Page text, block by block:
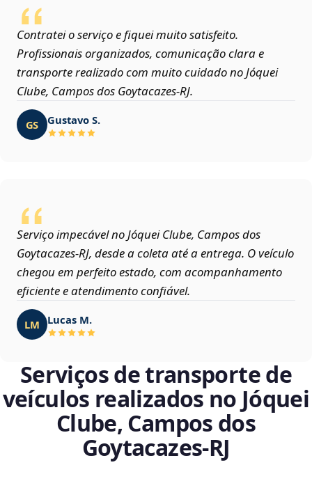
Contratei o serviço e fiquei muito satisfeito.
Profissionais organizados, comunicação clara e
transporte realizado com muito cuidado no Jóquei
Clube, Campos dos Goytacazes‑RJ.
GS Gustavo S.
Serviço impecável no Jóquei Clube, Campos dos
Goytacazes‑RJ, desde a coleta até a entrega. O veículo
chegou em perfeito estado, com acompanhamento
eficiente e atendimento confiável.
LM Lucas M.
Serviços de transporte de
veículos realizados no Jóquei
Clube, Campos dos
Goytacazes‑RJ